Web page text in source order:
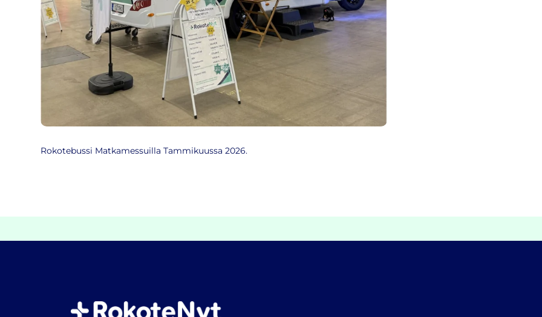
Rokotebussi Matkamessuilla Tammikuussa 2026.